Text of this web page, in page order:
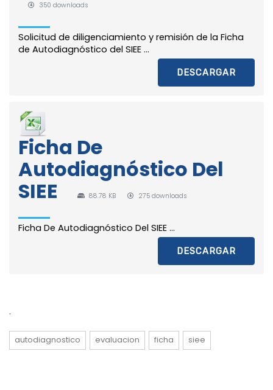
350 downloads
Solicitud de diligenciamiento y remisión de la Ficha
de Autodiagnóstico del SIEE ...
DESCARGAR
Ficha De
Autodiagnóstico Del
SIEE
88.78 KB 275 downloads
Ficha De Autodiagnóstico Del SIEE ...
DESCARGAR
.
autodiagnostico evaluacion ficha siee